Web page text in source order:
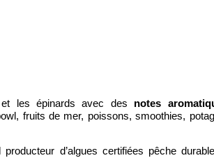
et les épinards avec des notes
fruits de mer, poissons, smoothies,
d’algues certifiées pêche